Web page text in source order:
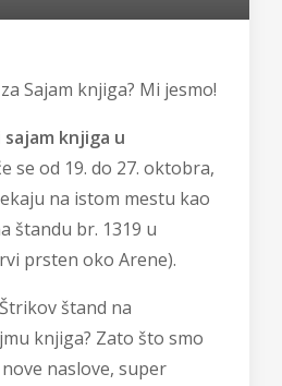
Sajam knjiga? Mi jesmo!
knjiga u
se od 19. do 27. oktobra,
na istom mestu kao
štandu br. 1319 u
prsten oko Arene).
štand na
knjiga? Zato što smo
naslove, super